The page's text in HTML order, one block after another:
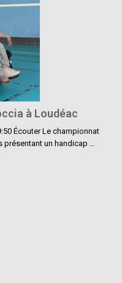
à Loudéac
Écouter Le championnat
un handicap …